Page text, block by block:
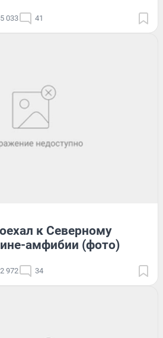
033 41
к Северному
амфибии (фото)
972 34